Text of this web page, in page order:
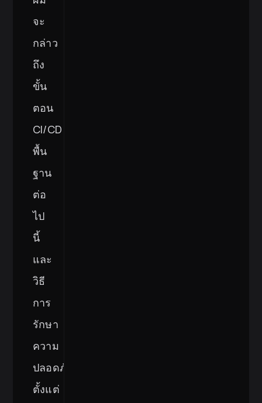
จะ
กล่าว
ถึง
ขั้น
ตอน
CI/CD
พื้น
ฐาน
ต่อ
ไป
นี้
และ
วิธี
การ
รักษา
ความ
ปลอดภัย
ตั้งแต่